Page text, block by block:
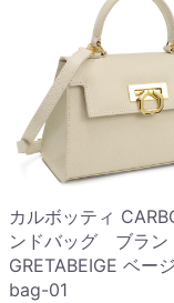
カルボッティ
ンドバッグ ブラン
GRETABEIGE ベー
bag-01